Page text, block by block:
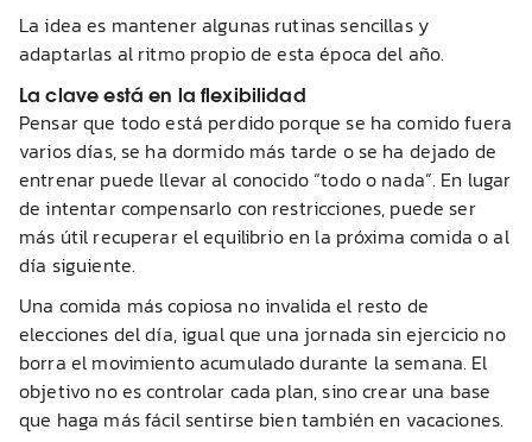
La idea es mantener algunas rutinas sencillas y
adaptarlas al ritmo propio de esta época del año.
La clave está en la flexibilidad
Pensar que todo está perdido porque se ha comido fuera
varios días, se ha dormido más tarde o se ha dejado de
entrenar puede llevar al conocido “todo o nada”. En lugar
de intentar compensarlo con restricciones, puede ser
más útil recuperar el equilibrio en la próxima comida o al
día siguiente.
Una comida más copiosa no invalida el resto de
elecciones del día, igual que una jornada sin ejercicio no
borra el movimiento acumulado durante la semana. El
objetivo no es controlar cada plan, sino crear una base
que haga más fácil sentirse bien también en vacaciones.